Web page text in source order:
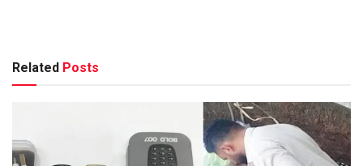
Related Posts